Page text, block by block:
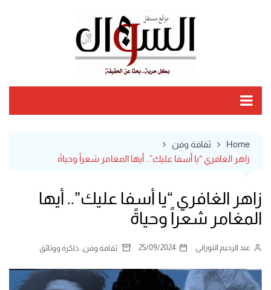
Home
ثقافة وفن
زاهر الغافري “يا أسفا عليك”.. أيها المغامر شعراً وحياةً
زاهر الغافري “يا أسفا عليك”.. أيها
المغامر شعراً وحياةً
عبد الرحيم التوراني 25/09/2024 ثقافة وفن ذاكرة ووثائق